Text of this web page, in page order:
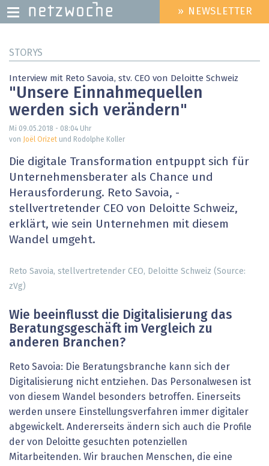
zum
HEADER
MENU
» NEWSLETTER
STORYS
Interview mit Reto Savoia, stv. CEO von Deloitte Schweiz
"Unsere Einnahmequellen
werden sich verändern"
Mi 09.05.2018 - 08:04 Uhr
von
Joël Orizet und Rodolphe Koller
Die digitale Transformation entpuppt sich für
Unternehmensberater als Chance und
Herausforderung. Reto Savoia, ­
stellvertretender CEO von Deloitte Schweiz,
erklärt, wie sein Unternehmen mit diesem
Wandel umgeht.
Reto Savoia, stellvertretender CEO, Deloitte Schweiz (Source:
zVg)
Wie beeinflusst die Digitalisierung das
Beratungsgeschäft im Vergleich zu
anderen Branchen?
Reto Savoia: Die Beratungsbranche kann sich der
Digitalisierung nicht entziehen. Das Personalwesen ist
von diesem Wandel besonders betroffen. Einerseits
werden unsere Einstellungsverfahren immer digitaler
abgewickelt. Andererseits ändern sich auch die Profile
der von Deloitte gesuchten potenziellen
Mitarbeitenden. Wir brauchen Menschen, die eine